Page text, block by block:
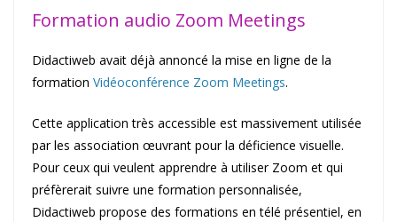
Formation audio Zoom Meetings
Didactiweb avait déjà annoncé la mise en ligne de la
formation Vidéoconférence Zoom Meetings.
Cette application très accessible est massivement utilisée
par les association œuvrant pour la déficience visuelle.
Pour ceux qui veulent apprendre à utiliser Zoom et qui
préfèrerait suivre une formation personnalisée,
Didactiweb propose des formations en télé présentiel, en